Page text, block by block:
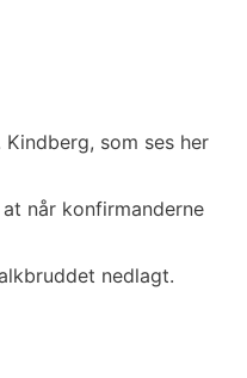
som ses her
når konfirmanderne
nedlagt.